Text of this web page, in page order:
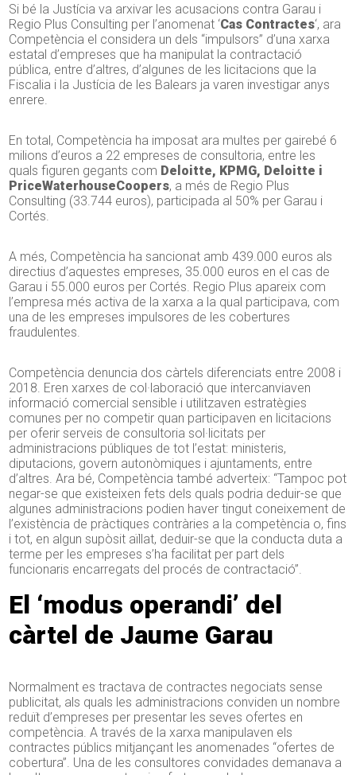
Si bé la Justícia va arxivar les acusacions contra Garau i
Regio Plus Consulting per l’anomenat ‘Cas Contractes‘, ara
Competència el considera un dels “impulsors” d’una xarxa
estatal d’empreses que ha manipulat la contractació
pública, entre d’altres, d’algunes de les licitacions que la
Fiscalia i la Justícia de les Balears ja varen investigar anys
enrere.
En total, Competència ha imposat ara multes per gairebé 6
milions d’euros a 22 empreses de consultoria, entre les
quals figuren gegants com Deloitte, KPMG, Deloitte i
PriceWaterhouseCoopers, a més de Regio Plus
Consulting (33.744 euros), participada al 50% per Garau i
Cortés.
A més, Competència ha sancionat amb 439.000 euros als
directius d’aquestes empreses, 35.000 euros en el cas de
Garau i 55.000 euros per Cortés. Regio Plus apareix com
l’empresa més activa de la xarxa a la qual participava, com
una de les empreses impulsores de les cobertures
fraudulentes.
Competència denuncia dos càrtels diferenciats entre 2008 i
2018. Eren xarxes de col·laboració que intercanviaven
informació comercial sensible i utilitzaven estratègies
comunes per no competir quan participaven en licitacions
per oferir serveis de consultoria sol·licitats per
administracions públiques de tot l’estat: ministeris,
diputacions, govern autonòmiques i ajuntaments, entre
d’altres. Ara bé, Competència també adverteix: “Tampoc pot
negar-se que existeixen fets dels quals podria deduir-se que
algunes administracions podien haver tingut coneixement de
l’existència de pràctiques contràries a la competència o, fins
i tot, en algun supòsit aïllat, deduir-se que la conducta duta a
terme per les empreses s’ha facilitat per part dels
funcionaris encarregats del procés de contractació”.
El ‘modus operandi’ del
càrtel de Jaume Garau
Normalment es tractava de contractes negociats sense
publicitat, als quals les administracions conviden un nombre
reduït d’empreses per presentar les seves ofertes en
competència. A través de la xarxa manipulaven els
contractes públics mitjançant les anomenades “ofertes de
cobertura”. Una de les consultores convidades demanava a